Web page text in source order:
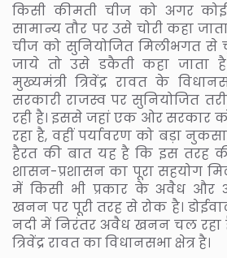
किसी कीमती चीज को अगर
सामान्य तौर पर उसे चोरी कहा
चीज को सुनियोजित मिलीभगत से
जाये तो उसे डकैती कहा जाता
मुख्यमंत्री त्रिवेंद्र रावत के
सरकारी राजस्व पर सुनियोजित
रही है। इससे जहां एक ओर सरकार
रहा है, वहीं पर्यावरण को बड़ा
हैरत की बात यह है कि इस तरह
शासन-प्रशासन का पूरा सहयोग
में किसी भी प्रकार के अवैध और
खनन पर पूरी तरह से रोक है।
नदी में निरंतर अवैध खनन चल रहा
त्रिवेंद्र रावत का विधानसभा क्षेत्र है।